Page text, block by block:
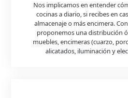
Nos implicamos en entender
cocinas a diario, si recibes en
almacenaje o más encimera.
proponemos una distribución
muebles, encimeras (cuarzo,
alicatados, iluminación y